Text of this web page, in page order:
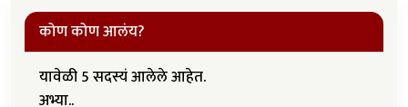
कोण कोण आलंय?
यावेळी 5 सदस्यं आलेले आहेत.
अभ्या..